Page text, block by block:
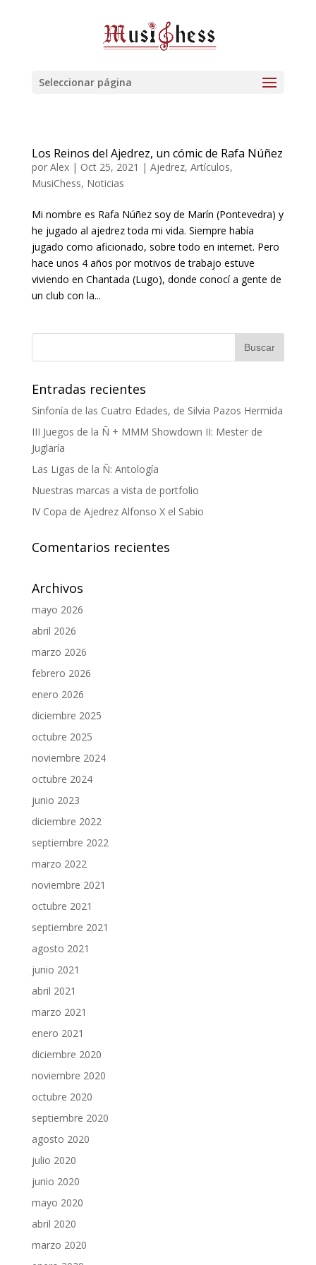
Seleccionar página
Los Reinos del Ajedrez, un cómic de Rafa Núñez
por Alex| Oct 25, 2021 | Ajedrez, Artículos,
MusiChess, Noticias
Mi nombre es Rafa Núñez soy de Marín (Pontevedra) y
he jugado al ajedrez toda mi vida. Siempre había
jugado como aficionado, sobre todo en internet. Pero
hace unos 4 años por motivos de trabajo estuve
viviendo en Chantada (Lugo), donde conocí a gente de
un club con la...
Entradas recientes
Sinfonía de las Cuatro Edades, de Silvia Pazos Hermida
III Juegos de la Ñ + MMM Showdown II: Mester de
Juglaría
Las Ligas de la Ñ: Antología
Nuestras marcas a vista de portfolio
IV Copa de Ajedrez Alfonso X el Sabio
Comentarios recientes
Archivos
mayo 2026
abril 2026
marzo 2026
febrero 2026
enero 2026
diciembre 2025
octubre 2025
noviembre 2024
octubre 2024
junio 2023
diciembre 2022
septiembre 2022
marzo 2022
noviembre 2021
octubre 2021
septiembre 2021
agosto 2021
junio 2021
abril 2021
marzo 2021
enero 2021
diciembre 2020
noviembre 2020
octubre 2020
septiembre 2020
agosto 2020
julio 2020
junio 2020
mayo 2020
abril 2020
marzo 2020